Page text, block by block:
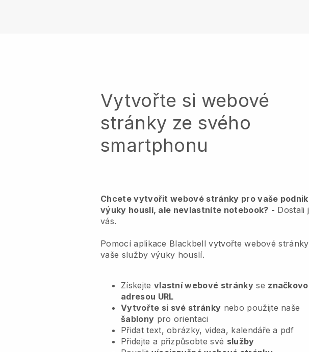
Vytvořte si webové
stránky ze svého
smartphonu
Chcete vytvořit webové stránky pro vaše
výuky houslí, ale nevlastníte notebook? - Dostali
vás.
Pomocí aplikace Blackbell vytvořte webové
vaše služby výuky houslí.
Získejte vlastní webové stránkyse
adresou URL
Vytvořte si své stránky nebo použijte naše
šablony pro orientaci
Přidat text, obrázky, videa, kalendáře a pdf
Přidejte a přizpůsobte své služby